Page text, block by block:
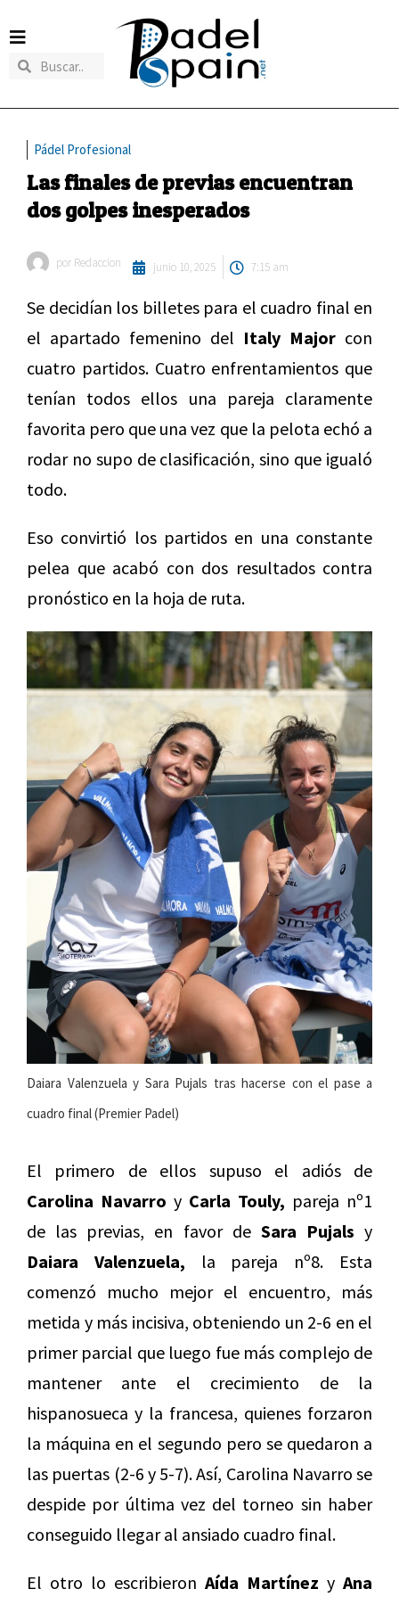
Pádel Profesional
Las finales de previas encuentran
dos golpes inesperados
por Redaccion junio 10, 2025 7:15 am
Se decidían los billetes para el cuadro final en
el apartado femenino del Italy Major con
cuatro partidos. Cuatro enfrentamientos que
tenían todos ellos una pareja claramente
favorita pero que una vez que la pelota echó a
rodar no supo de clasificación, sino que igualó
todo.
Eso convirtió los partidos en una constante
pelea que acabó con dos resultados contra
pronóstico en la hoja de ruta.
Daiara Valenzuela y Sara Pujals tras hacerse con el pase a
cuadro final (Premier Padel)
El primero de ellos supuso el adiós de
Carolina Navarro y Carla Touly, pareja nº1
de las previas, en favor de Sara Pujals y
Daiara Valenzuela, la pareja nº8. Esta
comenzó mucho mejor el encuentro, más
metida y más incisiva, obteniendo un 2-6 en el
primer parcial que luego fue más complejo de
mantener ante el crecimiento de la
hispanosueca y la francesa, quienes forzaron
la máquina en el segundo pero se quedaron a
las puertas (2-6 y 5-7). Así, Carolina Navarro se
despide por última vez del torneo sin haber
conseguido llegar al ansiado cuadro final.
El otro lo escribieron Aída Martínez y Ana